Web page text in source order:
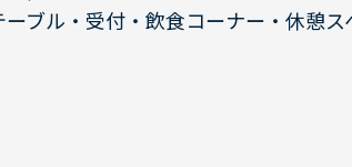
ブル・受付・飲食コーナー・休憩